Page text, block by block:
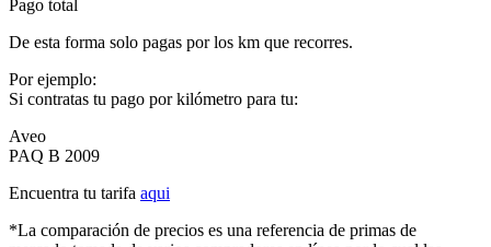
Pago total
De esta forma solo pagas por los km que recorres.
Por ejemplo:
Si contratas tu pago por kilómetro para tu:
Aveo
PAQ B 2009
Encuentra tu tarifa aqui
*La comparación de precios es una referencia de primas de